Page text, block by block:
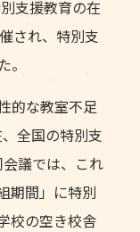
支援教育の在
され、特別支
的な教室不足
全国の特別支
議では、これ
期間」に特別
校の空き校舎